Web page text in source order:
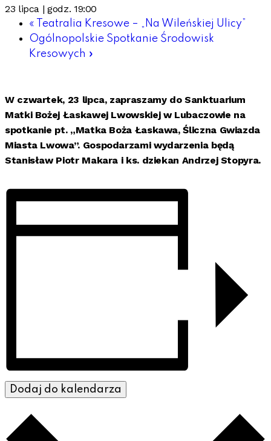
23 lipca | godz. 19:00
« Teatralia Kresowe – „Na Wileńskiej Ulicy”
Ogólnopolskie Spotkanie Środowisk
Kresowych »
W czwartek, 23 lipca, zapraszamy do Sanktuarium
Matki Bożej Łaskawej Lwowskiej w Lubaczowie na
spotkanie pt. „Matka Boża Łaskawa, Śliczna Gwiazda
Miasta Lwowa”. Gospodarzami wydarzenia będą
Stanisław Piotr Makara i ks. dziekan Andrzej Stopyra.
Dodaj do kalendarza